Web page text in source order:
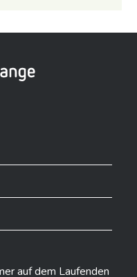
auf dem Laufenden